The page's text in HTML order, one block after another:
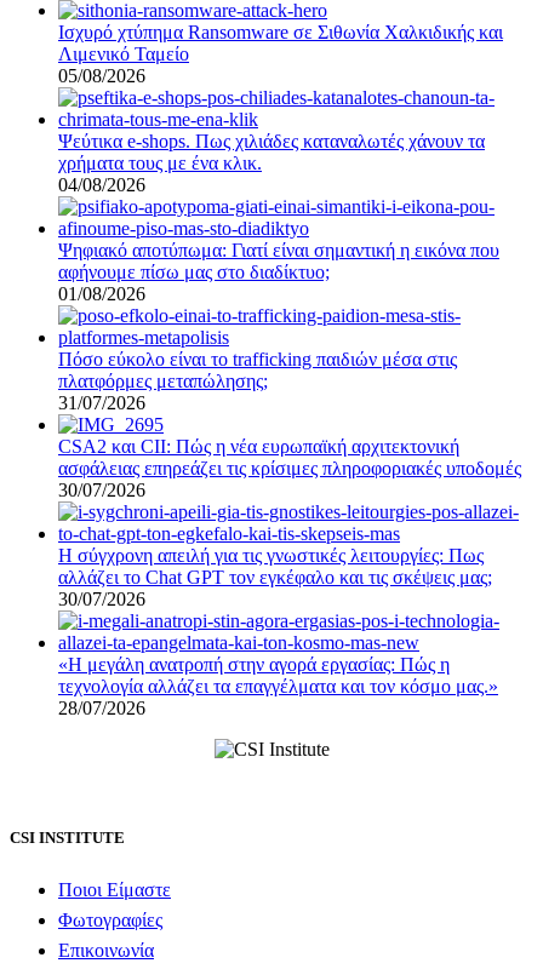
Ισχυρό χτύπημα Ransomware σε Σιθωνία Χαλκιδικής και
Λιμενικό Ταμείο
05/08/2026
Ψεύτικα e-shops. Πως χιλιάδες καταναλωτές χάνουν τα
χρήματα τους με ένα κλικ.
04/08/2026
Ψηφιακό αποτύπωμα: Γιατί είναι σημαντική η εικόνα που
αφήνουμε πίσω μας στο διαδίκτυο;
01/08/2026
Πόσο εύκολο είναι το trafficking παιδιών μέσα στις
πλατφόρμες μεταπώλησης;
31/07/2026
CSA2 και CII: Πώς η νέα ευρωπαϊκή αρχιτεκτονική
ασφάλειας επηρεάζει τις κρίσιμες πληροφοριακές υποδομές
30/07/2026
Η σύγχρονη απειλή για τις γνωστικές λειτουργίες: Πως
αλλάζει το Chat GPT τον εγκέφαλο και τις σκέψεις μας;
30/07/2026
«Η μεγάλη ανατροπή στην αγορά εργασίας: Πώς η
τεχνολογία αλλάζει τα επαγγέλματα και τον κόσμο μας.»
28/07/2026
CSI INSTITUTE
Ποιοι Είμαστε
Φωτογραφίες
Επικοινωνία